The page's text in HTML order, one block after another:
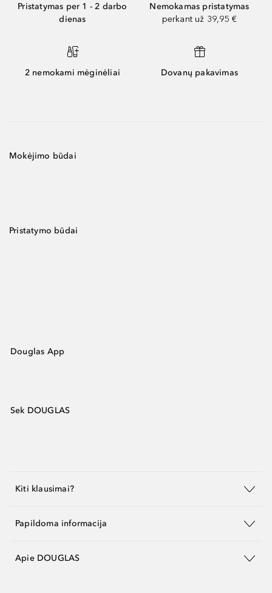
Pristatymas per 1 - 2 darbo
dienas
Nemokamas pristatymas
perkant už 39,95 €
2 nemokami mėginėliai Dovanų pakavimas
Mokėjimo būdai
Pristatymo būdai
Douglas App
Sek DOUGLAS
Kiti klausimai?
Papildoma informacija
Apie DOUGLAS